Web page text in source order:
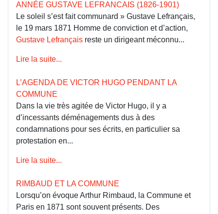
ANNÉE GUSTAVE LEFRANCAIS (1826-1901)
Le soleil s’est fait communard » Gustave Lefrançais,
le 19 mars 1871 Homme de conviction et d’action,
Gustave Lefrançais reste un dirigeant méconnu...
Lire la suite...
L’AGENDA DE VICTOR HUGO PENDANT LA
COMMUNE
Dans la vie très agitée de Victor Hugo, il y a
d’incessants déménagements dus à des
condamnations pour ses écrits, en particulier sa
protestation en...
Lire la suite...
RIMBAUD ET LA COMMUNE
Lorsqu’on évoque Arthur Rimbaud, la Commune et
Paris en 1871 sont souvent présents. Des